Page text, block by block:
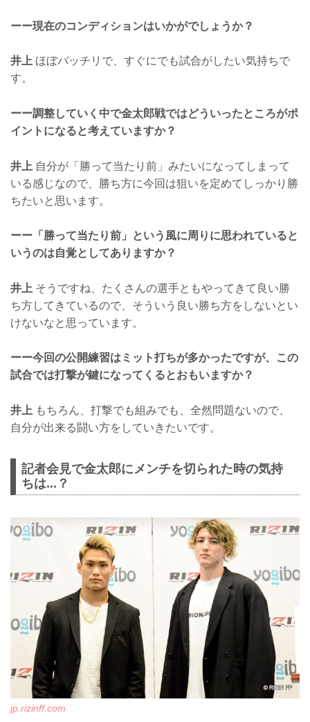
ーー現在のコンディションはいかがでしょうか？
井上 ほぼバッチリで、すぐにでも試合がしたい気持ちで
す。
ーー調整していく中で金太郎戦ではどういったところがポ
イントになると考えていますか？
井上 自分が「勝って当たり前」みたいになってしまって
いる感じなので、勝ち方に今回は狙いを定めてしっかり勝
ちたいと思います。
ーー「勝って当たり前」という風に周りに思われていると
いうのは自覚としてありますか？
井上 そうですね、たくさんの選手ともやってきて良い勝
ち方してきているので、そういう良い勝ち方をしないとい
けないなと思っています。
ーー今回の公開練習はミット打ちが多かったですが、この
試合では打撃が鍵になってくるとおもいますか？
井上 もちろん、打撃でも組みでも、全然問題ないので、
自分が出来る闘い方をしていきたいです。
記者会見で金太郎にメンチを切られた時の気持
ちは...？
jp.rizinff.com